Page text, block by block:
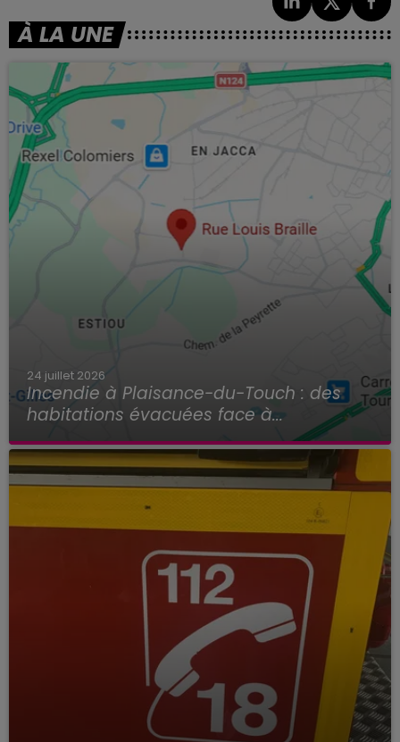
À LA UNE
24 juillet 2026
Incendie à Plaisance-du-Touch : des
habitations évacuées face à...